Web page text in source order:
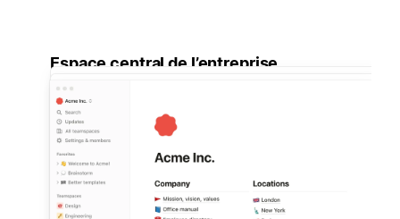
Espace central de l’entreprise